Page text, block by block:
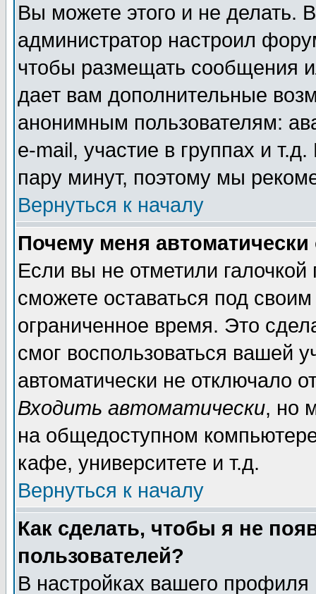
Вы можете этого и не делать.
администратор настроил
чтобы размещать сообщения
дает вам дополнительные
анонимным пользователям:
e-mail, участие в группах и
пару минут, поэтому мы
Вернуться к началу
Почему меня автоматически
Если вы не отметили галочкой
сможете оставаться под
ограниченное время. Это
смог воспользоваться вашей
автоматически не отключало
Входить автоматически, но
на общедоступном
кафе, университете и т.д.
Вернуться к началу
Как сделать, чтобы я не
пользователей?
В настройках вашего